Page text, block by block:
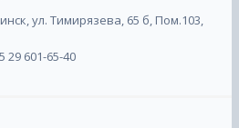
ул. Тимирязева, 65 б, Пом.103,
29 601-65-40